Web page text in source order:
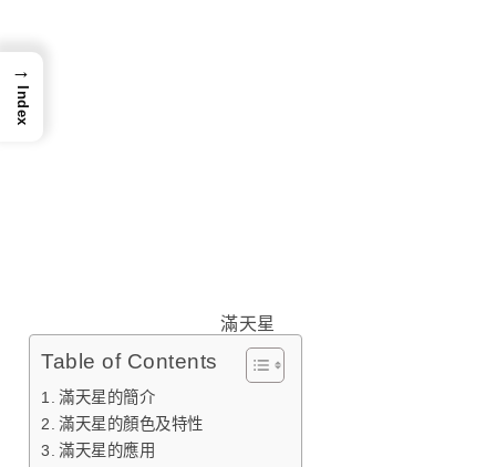
滿天星
Table of Contents
滿天星的簡介
滿天星的顏色及特性
滿天星的應用
→
Index